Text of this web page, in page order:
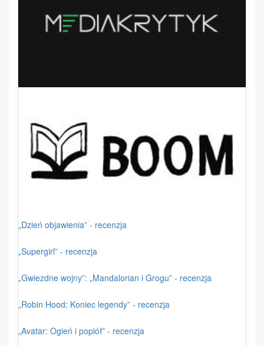
„Dzień objawienia” - recenzja
„Supergirl” - recenzja
„Gwiezdne wojny”: „Mandalorian i Grogu” - recenzja
„Robin Hood: Koniec legendy” - recenzja
„Avatar: Ogień i popiół” - recenzja